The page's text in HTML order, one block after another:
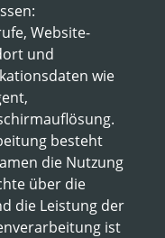
Website-
und
wie
besteht
die Nutzung
über die
die Leistung der
ist